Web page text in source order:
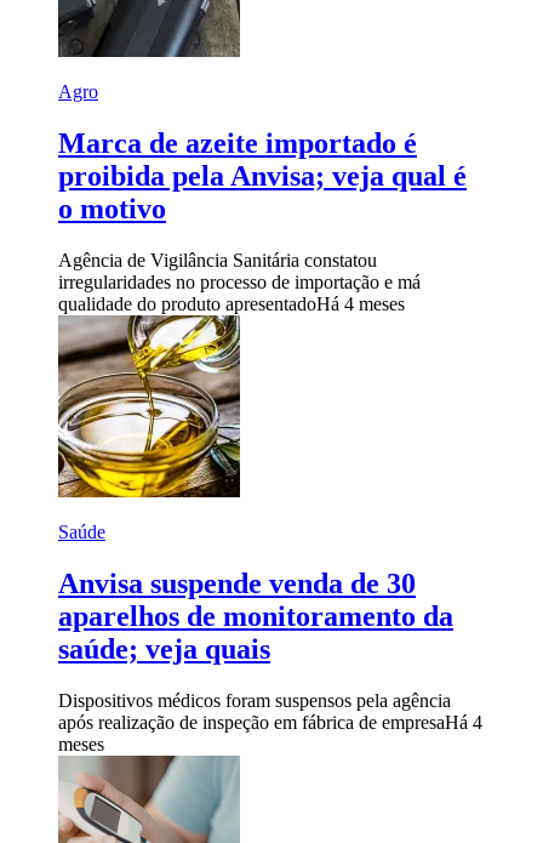
Agro
Marca de azeite importado é
proibida pela Anvisa; veja qual é
o motivo
Agência de Vigilância Sanitária constatou
irregularidades no processo de importação e má
qualidade do produto apresentadoHá 4 meses
Saúde
Anvisa suspende venda de 30
aparelhos de monitoramento da
saúde; veja quais
Dispositivos médicos foram suspensos pela agência
após realização de inspeção em fábrica de empresaHá 4
meses